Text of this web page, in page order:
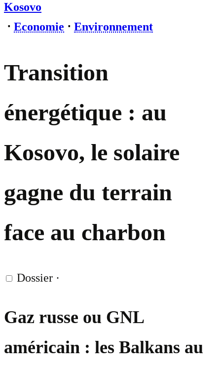
Kosovo
⋅ Economie ⋅ Environnement
Transition
énergétique : au
Kosovo, le solaire
gagne du terrain
face au charbon
Dossier ·
Gaz russe ou GNL
américain : les Balkans au